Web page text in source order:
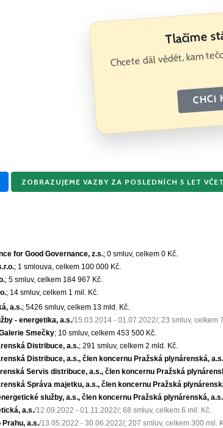
Tlačíme
Chcete dál vědět, kam
CHCI
ZOBRAZUJEME VAZBY ZA POSLEDNÍCH 5 LET
for Good Governance, z.s.; 0 smluv, celkem 0 Kč.
; 1 smlouva, celkem 100 000 Kč.
; 5 smluv, celkem 184 967 Kč.
; 14 smluv, celkem 1 mil. Kč.
a.s.; 5426 smluv, celkem 13 mld. Kč.
- energetika, a.s./15.03.2014 - 01.07.2022/; 23 smluv, celkem
Smečky; 10 smluv, celkem 453 500 Kč.
Distribuce, a.s.; 291 smluv, celkem 2 mld. Kč.
Distribuce, a.s., člen koncernu Pražská plynárenská, a.s.
Servis distribuce, a.s., člen koncernu Pražská
Správa majetku, a.s., člen koncernu Pražská
služby, a.s., člen koncernu Pražská plynárenská, a.s.
a.s./12.09.2022 - 01.11.2022/; 68 smluv, celkem 6 mil. Kč.
Prahu, a.s./13.05.2022 - 30.06.2022/; 207 smluv, celkem 300 mil.